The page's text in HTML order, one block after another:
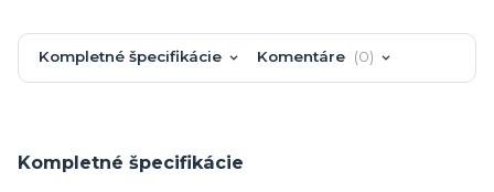
Kompletné špecifikácie Komentáre 0
Kompletné špecifikácie